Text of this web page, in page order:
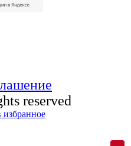
reserved